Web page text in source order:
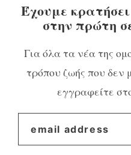
Έχουμε
στην πρώτη
Για όλα τα νέα της
τρόπου ζωής που δεν
εγγραφείτε